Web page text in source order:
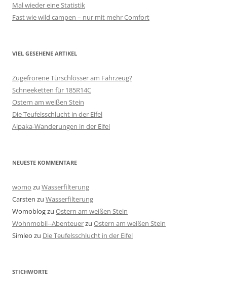
Mal wieder eine Statistik
Fast wie wild campen – nur mit mehr Comfort
VIEL GESEHENE ARTIKEL
Zugefrorene Türschlösser am Fahrzeug?
Schneeketten für 185R14C
Ostern am weißen Stein
Die Teufelsschlucht in der Eifel
Alpaka-Wanderungen in der Eifel
NEUESTE KOMMENTARE
womo zu Wasserfilterung
Carsten zu Wasserfilterung
Womoblogzu Ostern am weißen Stein
Wohnmobil--Abenteuerzu Ostern am weißen Stein
Simleo zu Die Teufelsschlucht in der Eifel
STICHWORTE